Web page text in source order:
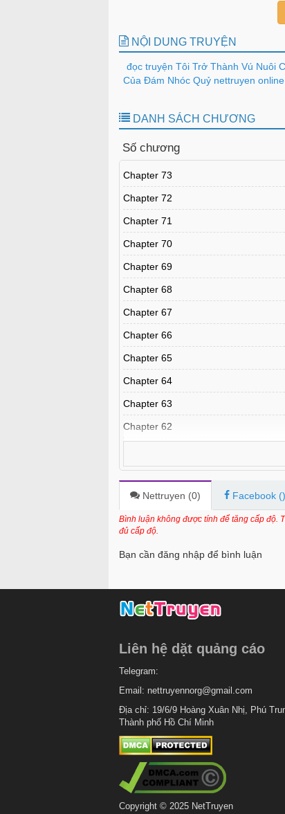
NỘI DUNG TRUYỆN
đọc truyện Tôi Trở Thành Vú Nuôi
Của Đám Nhóc Quỷ nettruyen online
DANH SÁCH CHƯƠNG
Số chương
Chapter 73
Chapter 72
Chapter 71
Chapter 70
Chapter 69
Chapter 68
Chapter 67
Chapter 66
Chapter 65
Chapter 64
Chapter 63
Chapter 62
Chapter 60
Chapter 59
Chapter 58
Chapter 54
Chapter 52
Chapter 51
Chapter 49
Chapter 48
Chapter 47
Chapter 46
Nettruyen (0) Facebook ()
Bình luận không được tính để tăng cấp độ.
đủ cấp độ.
Bạn cần đăng nhập để bình luận
Liên hệ dặt quảng cáo
Telegram:
Email: nettruyennorg@gmail.com
Địa chỉ: 19/6/9 Hoàng Xuân Nhị, Phú
Thành phố Hồ Chí Minh
Copyright © 2025 NetTruyen